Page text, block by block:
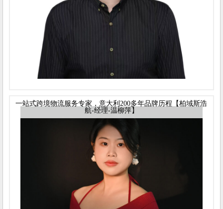
一站式跨境物流服务专家，意大利200多年品牌历程【柏域斯浩
航-经理-温柳萍】